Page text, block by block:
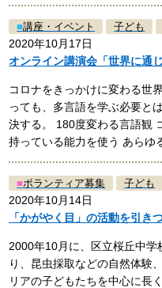
■講座・イベント 子ども
2020年10月17日
オンライン講演会「世界に通
コロナをきっかけに変わる世
っても、多言語を学ぶ必要と
決する。 180度変わる言語観
持っている能力を使う あら
■ボランティア募集 子ども
2020年10月14日
「かがやく目」の活動を引き
2000年10月に、区立桜丘中
り、昆虫採取などの自然体験
リアの子どもたちを中心に長